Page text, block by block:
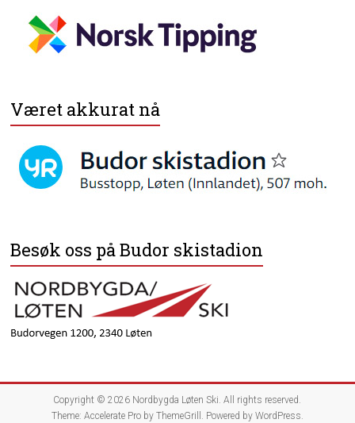
Været akkurat nå
Besøk oss på Budor skistadion
Copyright © 2026 Nordbygda Løten Ski. All rights reserved.
Theme: Accelerate Proby ThemeGrill. Powered by WordPress.